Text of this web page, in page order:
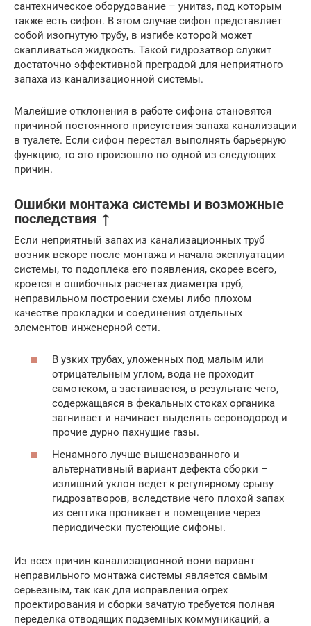
сантехническое оборудование – унитаз, под которым
также есть сифон. В этом случае сифон представляет
собой изогнутую трубу, в изгибе которой может
скапливаться жидкость. Такой гидрозатвор служит
достаточно эффективной преградой для неприятного
запаха из канализационной системы.
Малейшие отклонения в работе сифона становятся
причиной постоянного присутствия запаха канализации
в туалете. Если сифон перестал выполнять барьерную
функцию, то это произошло по одной из следующих
причин.
Ошибки монтажа системы и возможные
последствия ↑
Если неприятный запах из канализационных труб
возник вскоре после монтажа и начала эксплуатации
системы, то подоплека его появления, скорее всего,
кроется в ошибочных расчетах диаметра труб,
неправильном построении схемы либо плохом
качестве прокладки и соединения отдельных
элементов инженерной сети.
В узких трубах, уложенных под малым или
отрицательным углом, вода не проходит
самотеком, а застаивается, в результате чего,
содержащаяся в фекальных стоках органика
загнивает и начинает выделять сероводород и
прочие дурно пахнущие газы.
Ненамного лучше вышеназванного и
альтернативный вариант дефекта сборки –
излишний уклон ведет к регулярному срыву
гидрозатворов, вследствие чего плохой запах
из септика проникает в помещение через
периодически пустеющие сифоны.
Из всех причин канализационной вони вариант
неправильного монтажа системы является самым
серьезным, так как для исправления огрех
проектирования и сборки зачатую требуется полная
переделка отводящих подземных коммуникаций, а